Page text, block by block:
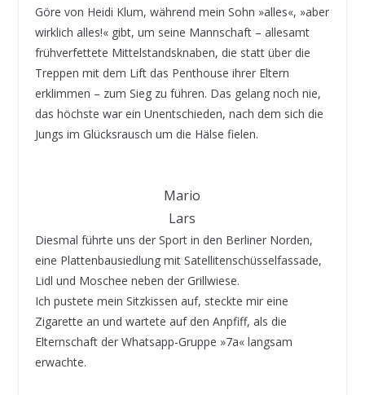
Göre von Heidi Klum, während mein Sohn »alles«, »aber
wirklich alles!« gibt, um seine Mannschaft – allesamt
frühverfettete Mittelstandsknaben, die statt über die
Treppen mit dem Lift das Penthouse ihrer Eltern
erklimmen – zum Sieg zu führen. Das gelang noch nie,
das höchste war ein Unentschieden, nach dem sich die
Jungs im Glücksrausch um die Hälse fielen.
Mario
Lars
Diesmal führte uns der Sport in den Berliner Norden,
eine Plattenbausiedlung mit Satellitenschüsselfassade,
Lidl und Moschee neben der Grillwiese.
Ich pustete mein Sitzkissen auf, steckte mir eine
Zigarette an und wartete auf den Anpfiff, als die
Elternschaft der Whatsapp-Gruppe »7a« langsam
erwachte.